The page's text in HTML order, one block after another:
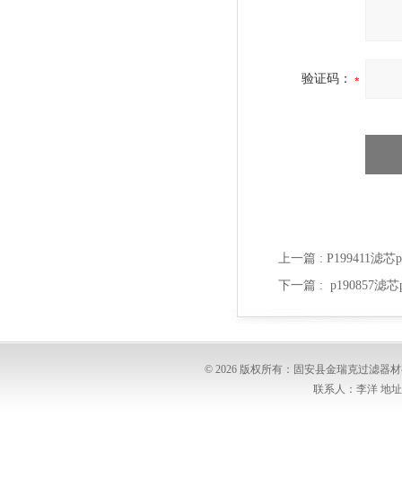
验证码：
上一篇 : P199411滤
下一篇 : p190857滤
© 2026 版权所有：固安县金瑞克过滤器
联系人：李洋 地